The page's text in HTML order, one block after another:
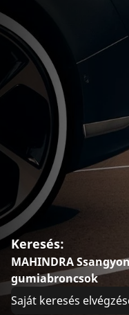
Keresés:
MAHINDRA
gumiabroncsok
Saját keresés